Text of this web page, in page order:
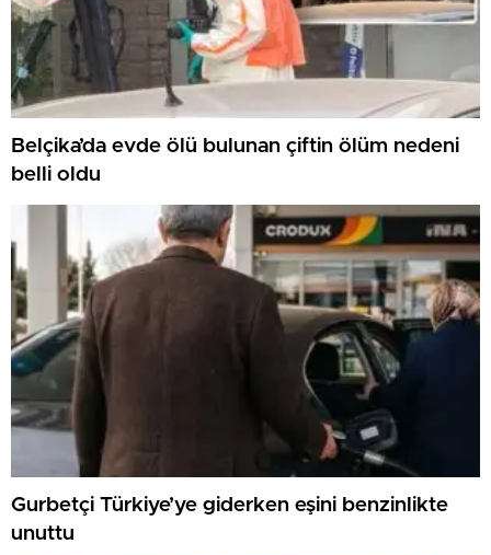
Belçika’da evde ölü bulunan çiftin ölüm nedeni
belli oldu
Gurbetçi Türkiye’ye giderken eşini benzinlikte
unuttu